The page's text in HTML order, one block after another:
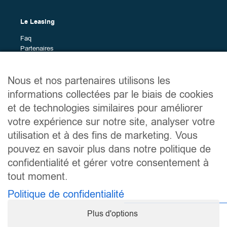
modèles
Berline moyenne (2)
Citadine polyvalente (1)
Grand SUV (6)
Petite voiture (6)
Petit SUV (12)
SUV (1)
SUV moyen (18)
Marques
différentes
marques
Alpine (2)
Le Leasing
Faq
Partenaires
Plan du site
Véhicules en leasing
Services
Le guide du leasing
À propos
Contact
Liens utiles
Mentions légales
Conditions générales d’utilisation
Nous et nos partenaires utilisons les
informations collectées par le biais de cookies
et de technologies similaires pour améliorer
votre expérience sur notre site, analyser votre
utilisation et à des fins de marketing. Vous
pouvez en savoir plus dans notre politique de
confidentialité et gérer votre consentement à
tout moment.
Politique de confidentialité
Plus d'options